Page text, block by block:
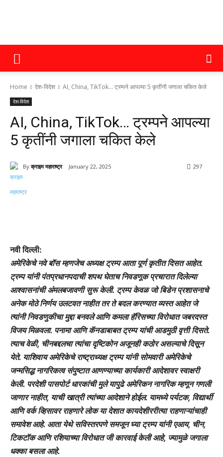
क्राइम
महाराष्ट्र
Home देश-विदेश AI, China, TikTok... ट्रम्पने आपल्या 5 कृतींनी जगाला चकित केले
देश-विदेश
AI, China, TikTok… ट्रम्पने आपल्या
5 कृतींनी जगाला चकित केले
By क्राइम महाराष्ट्र January 22, 2025 297
नवी दिल्ली:
अमेरिकेचे नवे बॉस म्हणजेच अध्यक्ष ट्रम्प आता पूर्ण कृतीत दिसत आहेत.
ट्रम्प यांनी पंतप्रधानपदाची शपथ घेताच निवडणूक प्रचारात दिलेल्या
आश्वासनांची अंमलबजावणी सुरू केली. ट्रम्प केवळ जो बिडेन प्रशासनाचे
अनेक मोठे निर्णय उलटवत नाहीत तर ते बदल करण्यात व्यस्त आहेत जे
त्यांनी निवडणुकीचा मुद्दा बनवले आणि कमला हॅरिसच्या विरोधात जबरदस्त
विजय मिळवला. पनामा आणि कॅनडाबाबत ट्रम्प यांची आडमुठी वृत्ती दिसते.
त्याच वेळी, चीनबद्दलचा त्यांचा दृष्टिकोन अजूनही कठोर असल्याचे दिसून
येते. याशिवाय अमेरिकेचे राष्ट्राध्यक्ष ट्रम्प यांनी सोमवारी अमेरिकेचे
जन्मसिद्ध नागरिकत्व संपुष्टात आणण्याच्या कार्यकारी आदेशावर स्वाक्षरी
केली. परदेशी पासपोर्ट धारकांची मुले यापुढे अमेरिकन नागरिक म्हणून गणली
जाणार नाहीत, याची खात्री त्यांच्या आदेशाने होईल. यामध्ये पर्यटक, विद्यार्थी
आणि वर्क व्हिसावर राहणारे लोक या देशात कायदेशीररीत्या राहणाऱ्यांचाही
समावेश आहे. आता येथे सविस्तरपणे समजून घ्या ट्रम्प यांनी एआय, चीन,
टिकटॉक आणि रशियाच्या विरोधात जी कारवाई केली आहे, ज्यामुळे जगाला
धक्का बसला आहे.